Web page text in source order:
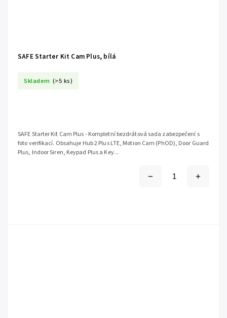
SAFE Starter Kit Cam Plus, bílá
Skladem (>5 ks)
SAFE Starter Kit Cam Plus - Kompletní bezdrátová sada zabezpečení s
foto verifikací. Obsahuje Hub 2 Plus LTE, Motion Cam (PhOD), Door Guard
Plus, Indoor Siren, Keypad Plus a Key...